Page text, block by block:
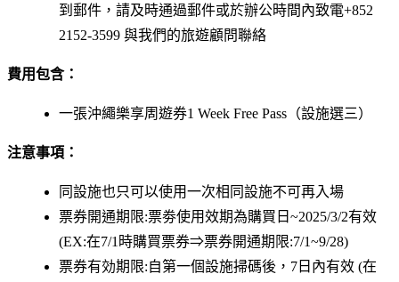
到郵件，請及時通過郵件或於辦公時間內致電+852
2152-3599 與我們的旅遊顧問聯絡
費用包含：
一張沖繩樂享周遊券1 Week Free Pass（設施選三）
注意事項：
同設施也只可以使用一次相同設施不可再入場
票券開通期限:票劵使用效期為購買日~2025/3/2有效
(EX:在7/1時購買票券⇒票券開通期限:7/1~9/28)
票券有効期限:自第一個設施掃碼後，7日內有效 (在